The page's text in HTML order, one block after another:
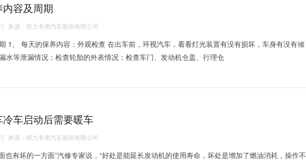
容及周期
 来源：程力专用汽车股份有限公司
1、 每天的保养内容：外观检查 在出车前，环视汽车，看看灯光装置有没有损坏，车身有没有倾
水等泄漏情况；检查轮胎的外表情况；检查车门、发动机仓盖、行理仓
车启动后需要暖车
 来源：程力专用汽车股份有限公司
也有坏的一方面”汽修专家说，“好处是能延长发动机的使用寿命，坏处是增加了燃油消耗，操作不